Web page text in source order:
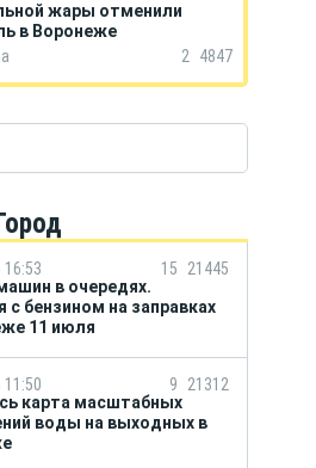
жары отменили
в Воронеже
2 4847
16:53 15
21445
в очередях.
с бензином на заправках
11 июля
11:50 9
21312
карта масштабных
воды на выходных в